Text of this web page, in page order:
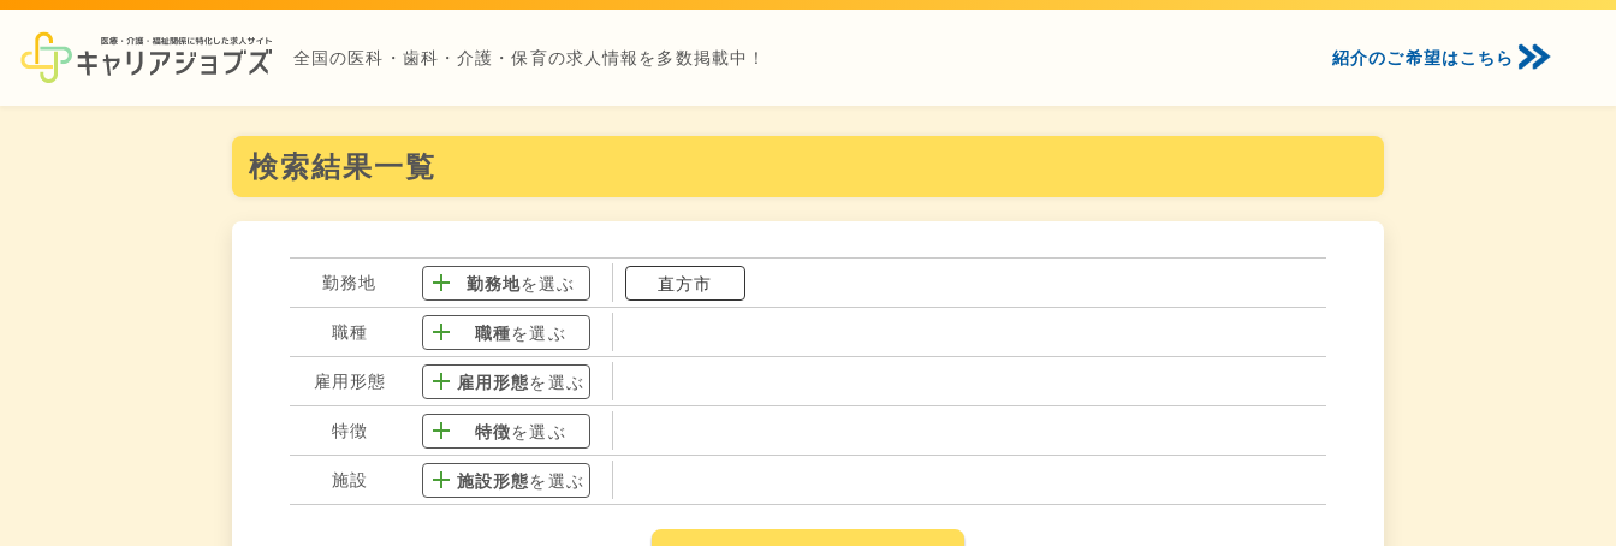
全国の医科・歯科・介護・保育の求人情報を多数掲載中！ 紹介のご希望はこちら
検索結果一覧
勤務地 勤務地を選ぶ 直方市
職種 職種を選ぶ
雇用形態 雇用形態を選ぶ
特徴 特徴を選ぶ
施設 施設形態を選ぶ